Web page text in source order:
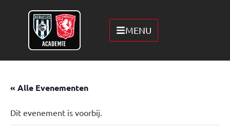
MENU
« Alle Evenementen
Dit evenement is voorbij.